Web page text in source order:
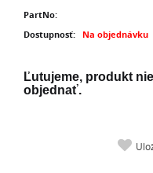
PartNo:
Dostupnosť:
Na objednávku
Ľutujeme, produkt
objednať.